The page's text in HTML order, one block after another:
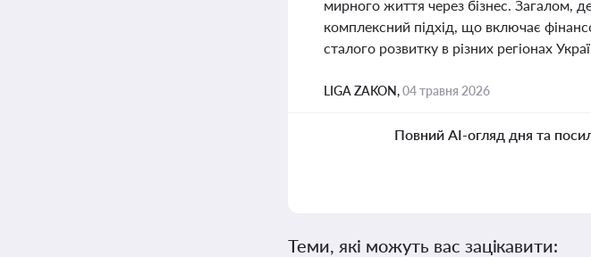
мирного життя через бізнес. Загалом,
комплексний підхід, що включає
сталого розвитку в різних регіонах
LIGA ZAKON,04 травня 2026
Повний AI-огляд дня та
Теми, які можуть вас зацікавити: